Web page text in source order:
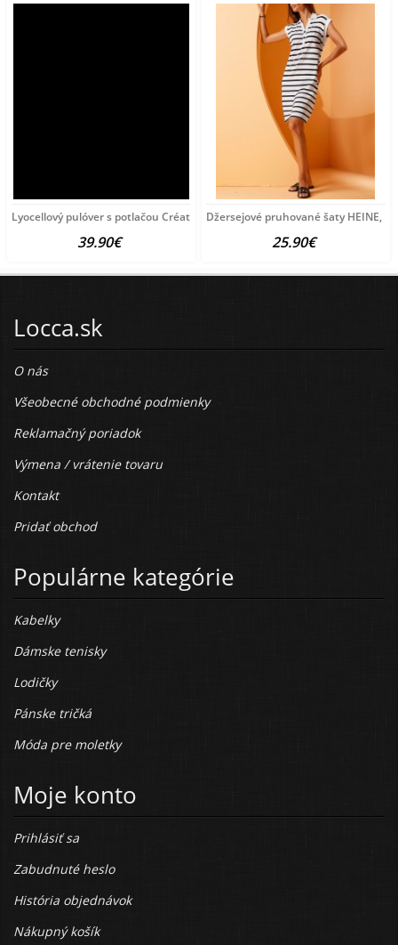
Lyocellový pulóver s potlačou Création
39.90€
Džersejové pruhované šaty HEINE,
25.90€
Locca.sk
O nás
Všeobecné obchodné podmienky
Reklamačný poriadok
Výmena / vrátenie tovaru
Kontakt
Pridať obchod
Populárne kategórie
Kabelky
Dámske tenisky
Lodičky
Pánske tričká
Móda pre moletky
Moje konto
Prihlásiť sa
Zabudnuté heslo
História objednávok
Nákupný košík